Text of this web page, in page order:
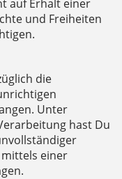
auf Erhalt einer
und Freiheiten
die
Unter
hast Du
einer